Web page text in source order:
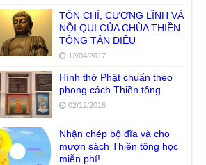
TÔN CHỈ, CƯƠNG LĨNH VÀ
NỘI QUI CỦA CHÙA THIỀN
TÔNG TÂN DIỆU
12/04/2017
Hình thờ Phật chuẩn theo
phong cách Thiền tông
02/12/2016
Nhận chép bộ đĩa và cho
mượn sách Thiền tông học
miễn phí!